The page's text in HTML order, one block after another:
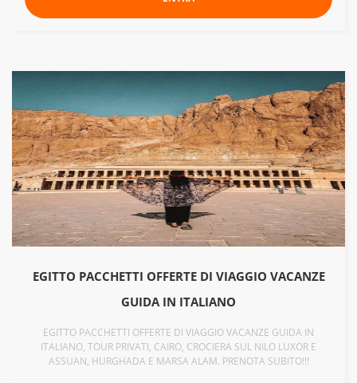
EGITTO PACCHETTI OFFERTE DI VIAGGIO VACANZE
GUIDA IN ITALIANO
EGITTO PACCHETTI OFFERTE DI VIAGGIO VACANZE GUIDA IN
ITALIANO, TOUR PRIVATI, CAIRO, CROCIERA SUL NILO LUXOR E
ASSUAN, HURGHADA E MARSA ALAM. PRENOTA SUBITO!!!